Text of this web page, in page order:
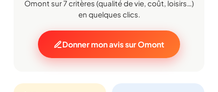
Omont sur 7 critères (qualité de vie, coût, loisirs…)
en quelques clics.
Donner mon avis sur Omont